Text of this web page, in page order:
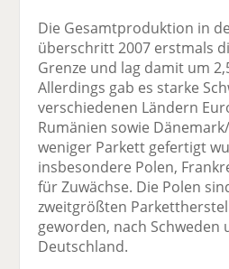
Die Gesamtproduktion in
überschritt 2007 erstmals
Grenze und lag damit um
Allerdings gab es starke
verschiedenen Ländern
Rumänien sowie
weniger Parkett gefertigt
insbesondere Polen,
für Zuwächse. Die Polen
zweitgrößten
geworden, nach Schweden
Deutschland.